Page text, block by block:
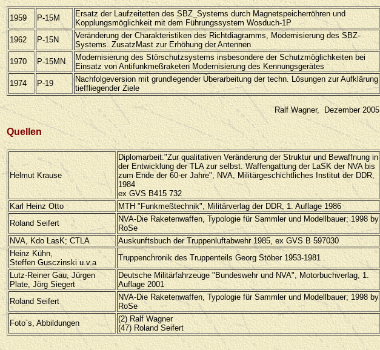
1959 P-15M
Ersatz der Laufzeitetten des SBZ_Systems durch Magnetspeicherröhren und
Kopplungsmöglichkeit mit dem Führungssystem Wosduch-1P
1962
P-15N
Veränderung der Charakteristiken des Richtdiagramms, Modernisierung des SBZ-
Systems. ZusatzMast zur Erhöhung der Antennen
1970
P-15MN
Modernisierung des Störschutzsystems insbesondere der Schutzmöglichkeiten bei
Einsatz von Antifunkmeßraketen Modernisierung des Kennungsgerätes
1974
P-19
Nachfolgeversion mit grundlegender Überarbeitung der techn. Lösungen zur Aufklärung
tieffliegender Ziele
Ralf Wagner, Dezember 2005
Quellen
Helmut Krause
Diplomarbeit:"Zur qualitativen Veränderung der Struktur und Bewaffnung in
der Entwicklung der TLA zur selbst. Waffengattung der LaSK der NVA bis
zum Ende der 60-er Jahre", NVA, Militärgeschichtliches Institut der DDR,
1984
ex GVS B415 732
Karl Heinz Otto
MTH "Funkmeßtechnik", Militärverlag der DDR, 1. Auflage 1986
Roland Seifert
NVA-Die Raketenwaffen, Typologie für Sammler und Modellbauer; 1998 by
RoSe
NVA, Kdo LasK; CTLA
Auskunftsbuch der Truppenluftabwehr 1985, ex GVS B 597030
Heinz Kühn,
Steffen Gusczinski u.v.a
Truppenchronik des Truppenteils Georg Stöber 1953-1981 .
Lutz-Reiner Gau, Jürgen
Plate, Jörg Siegert
Deutsche Militärfahrzeuge "Bundeswehr und NVA", Motorbuchverlag, 1.
Auflage 2001
Roland Seifert
NVA-Die Raketenwaffen, Typologie für Sammler und Modellbauer; 1998 by
RoSe
Foto`s, Abbildungen
(2) Ralf Wagner
(47) Roland Seifert